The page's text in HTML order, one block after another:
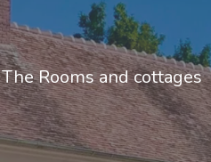
The Rooms and cottages